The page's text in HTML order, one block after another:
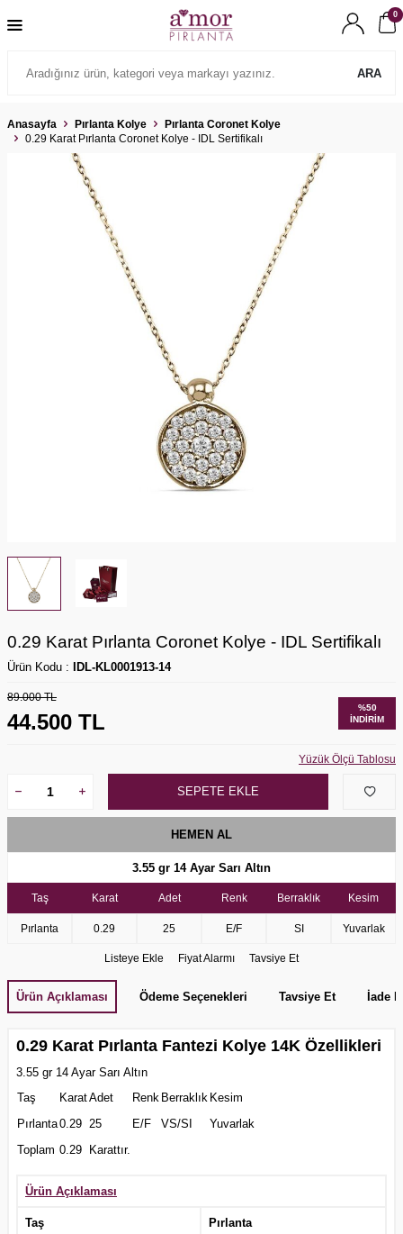
ARA
0
Anasayfa Pırlanta Kolye
Pırlanta Coronet Kolye
0.29 Karat Pırlanta Coronet Kolye - IDL Sertifikalı
0.29 Karat Pırlanta Coronet Kolye - IDL Sertifikalı
Ürün Kodu : IDL-KL0001913-14
89.000TL
44.500 TL
%50
İNDIRIM
Yüzük Ölçü Tablosu
SEPETE EKLE
HEMEN AL
3.55 gr 14 Ayar Sarı Altın
Taş
Pırlanta
Karat
0.29
Adet
25
Renk
E/F
Berraklık
SI
Kesim
Yuvarlak
Listeye Ekle Fiyat Alarmı Tavsiye Et
Ürün Açıklaması Ödeme Seçenekleri Tavsiye Et İade
0.29 Karat Pırlanta Fantezi Kolye 14K Özellikleri
3.55 gr 14 Ayar Sarı Altın
Taş
KaratAdet Renk Berraklık Kesim
Pırlanta0.29 25 E/F VS/SI
Yuvarlak
Toplam 0.29 Karattır.
Ürün Açıklaması
Taş Pırlanta